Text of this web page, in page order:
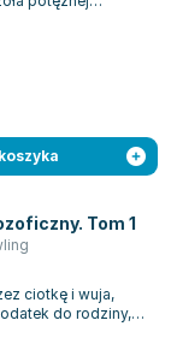
między siłami...
Tom 1
ciotkę i wuja,
do rodziny,
s...